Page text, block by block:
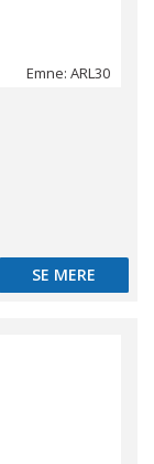
Emne: ARL30
SE MERE
SE MERE